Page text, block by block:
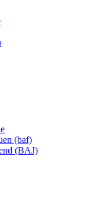
(baf)
(BAJ)